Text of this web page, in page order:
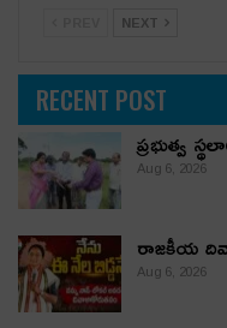
NEXT
RECENT POST
ప్రభుత్వ
Aug 6, 2026
రాజకీయ
Aug 6, 2026